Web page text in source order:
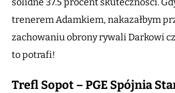
solidne 37.5 procent skuteczności.
trenerem Adamkiem, nakazałbym
zachowaniu obrony rywali Darkowi
to potrafi!
Trefl Sopot – PGE Spójnia